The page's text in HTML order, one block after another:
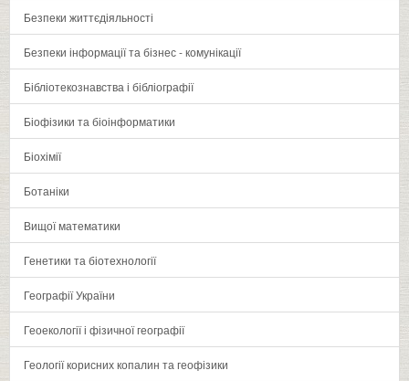
Безпеки життєдіяльності
Безпеки інформації та бізнес - комунікації
Бібліотекознавства і бібліографії
Біофізики та біоінформатики
Біохімії
Ботаніки
Вищої математики
Генетики та біотехнології
Географії України
Геоекології і фізичної географії
Геології корисних копалин та геофізики